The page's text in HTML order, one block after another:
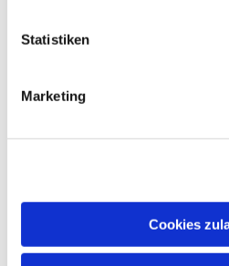
Statistiken
Marketing
Cookies
Kirchenmusikdirektor Gerd
Dies könnte